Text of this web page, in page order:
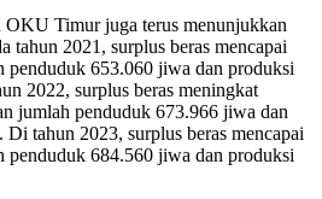
OKU Timur juga terus menunjukkan
tahun 2021, surplus beras mencapai
penduduk 653.060 jiwa dan produksi
2022, surplus beras meningkat
jumlah penduduk 673.966 jiwa dan
tahun 2023, surplus beras mencapai
penduduk 684.560 jiwa dan produksi